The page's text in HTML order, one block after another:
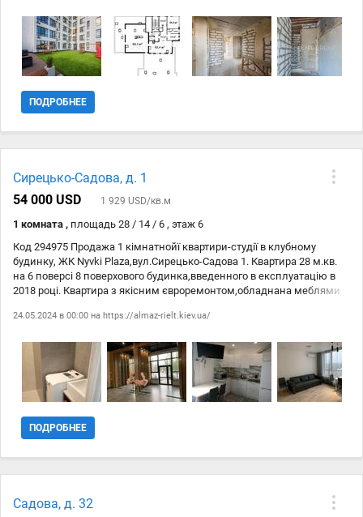
кількість сусідів, тиха локація з інфраструктурою. #128222; Всі
деталі та перегляд — за запитом.
ПОДРОБНЕЕ
Сирецько-Садова, д. 1
54 000 USD
1 929 USD/кв.м
1 комната , площадь 28 / 14 / 6 , этаж 6
Код 294975 Продажа 1 кімнатнойї квартири-студії в клубному
будинку, ЖК Nyvki Plaza,вул.Сирецько-Садова 1. Квартира 28 м.кв.
на 6 поверсі 8 поверхового будинка,введенного в експлуатацію в
2018 році. Квартира з якісним євроремонтом,обладнана меблями
охорона сігналізація Ajax. В будинку на всіх поверхах
можно звернуться по любому питанню. Зручне росташування
дома,біля метро Нивки і Сирець. Гарна інфроструктура та
транспортна розв*язка. Чудовий варіант як для себе,так і під
оренду. Всі витрати по переоформленню власник бере на себе.
24.05.2024 в 00:00 на https://almaz-rielt.kiev.ua/
ПОДРОБНЕЕ
Садова, д. 32